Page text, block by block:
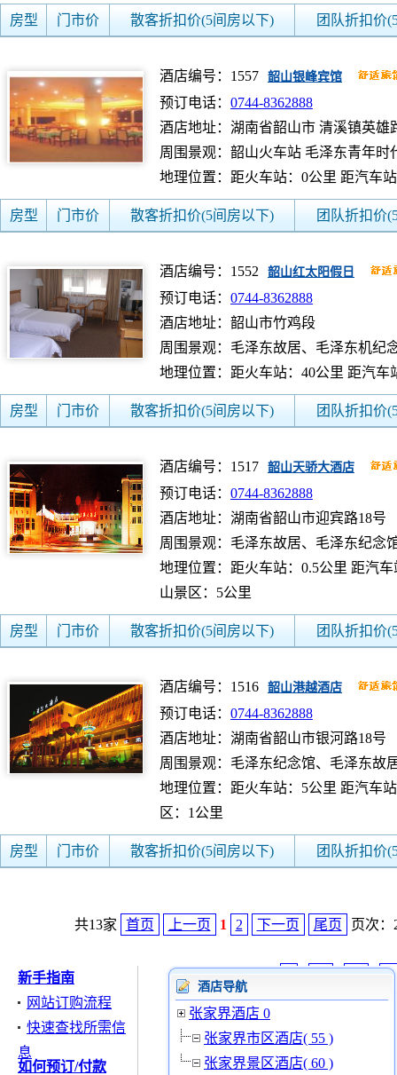
房型 门市价 散客折扣价(5间房以下) 团队折扣价
酒店编号：1557 韶山银峰宾馆
预订电话： 0744-8362888
酒店地址：湖南省韶山市 清溪镇英雄
周围景观：韶山火车站 毛泽东青年时
地理位置：距火车站：0公里 距汽车
房型 门市价 散客折扣价(5间房以下) 团队折扣价
酒店编号：1552 韶山红太阳假日
预订电话： 0744-8362888
酒店地址：韶山市竹鸡段
周围景观：毛泽东故居、毛泽东机纪
地理位置：距火车站：40公里 距汽车
房型 门市价 散客折扣价(5间房以下) 团队折扣价
酒店编号：1517 韶山天骄大酒店
预订电话： 0744-8362888
酒店地址：湖南省韶山市迎宾路18号
周围景观：毛泽东故居、毛泽东纪念
地理位置：距火车站：0.5公里 距汽
山景区：5公里
房型 门市价 散客折扣价(5间房以下) 团队折扣价
酒店编号：1516 韶山港越酒店
预订电话： 0744-8362888
酒店地址：湖南省韶山市银河路18号
周围景观：毛泽东纪念馆、毛泽东故
地理位置：距火车站：5公里 距汽车
区：1公里
房型 门市价 散客折扣价(5间房以下) 团队折扣价
共13家 首页 上一页 1 2 下一页 尾页 页次：
快捷链接： 5 | 10 | 15 |
酒店导航
张家界酒店 0
张家界市区酒店( 55 )
张家界景区酒店( 60 )
新手指南
网站订购流程
快速查找所需信
息
如何预订/付款